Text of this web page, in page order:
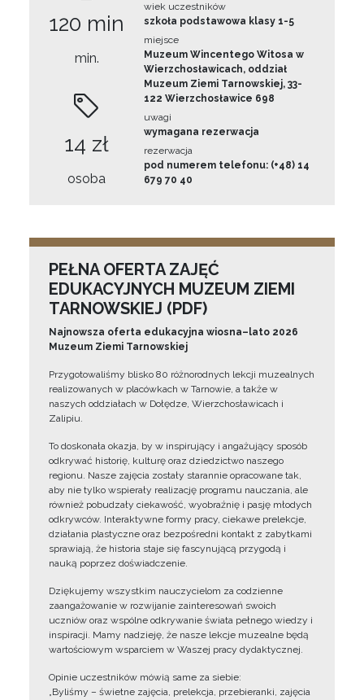
120 min
min.
14 zł
osoba
wiek uczestników
szkoła podstawowa klasy 1-5
miejsce
Muzeum Wincentego Witosa w
Wierzchosławicach, oddział
Muzeum Ziemi Tarnowskiej, 33-
122 Wierzchosławice 698
uwagi
wymagana rezerwacja
rezerwacja
pod numerem telefonu: (+48) 14
679 70 40
PEŁNA OFERTA ZAJĘĆ
EDUKACYJNYCH MUZEUM ZIEMI
TARNOWSKIEJ (PDF)
Najnowsza oferta edukacyjna wiosna–lato 2026
Muzeum Ziemi Tarnowskiej
Przygotowaliśmy blisko 80 różnorodnych lekcji muzealnych
realizowanych w placówkach w Tarnowie, a także w
naszych oddziałach w Dołędze, Wierzchosławicach i
Zalipiu.
To doskonała okazja, by w inspirujący i angażujący sposób
odkrywać historię, kulturę oraz dziedzictwo naszego
regionu. Nasze zajęcia zostały starannie opracowane tak,
aby nie tylko wspierały realizację programu nauczania, ale
również pobudzały ciekawość, wyobraźnię i pasję młodych
odkrywców. Interaktywne formy pracy, ciekawe prelekcje,
działania plastyczne oraz bezpośredni kontakt z zabytkami
sprawiają, że historia staje się fascynującą przygodą i
nauką poprzez doświadczenie.
Dziękujemy wszystkim nauczycielom za codzienne
zaangażowanie w rozwijanie zainteresowań swoich
uczniów oraz wspólne odkrywanie świata pełnego wiedzy i
inspiracji. Mamy nadzieję, że nasze lekcje muzealne będą
wartościowym wsparciem w Waszej pracy dydaktycznej.
Opinie uczestników mówią same za siebie:
„Byliśmy – świetne zajęcia, prelekcja, przebieranki, zajęcia